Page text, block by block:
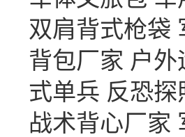
双肩背式枪袋
背包厂家 户外
式单兵 反恐探
战术背心厂家